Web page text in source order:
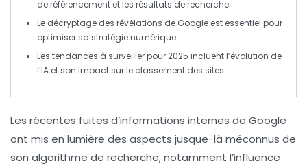
de référencement et les résultats de recherche.
Le décryptage des révélations de Google est essentiel pour
optimiser sa stratégie numérique.
Les tendances à surveiller pour 2025 incluent l’évolution de
l’IA et son impact sur le classement des sites.
Les récentes fuites d’informations internes de Google
ont mis en lumière des aspects jusque-là méconnus de
son algorithme de recherche, notamment l’influence